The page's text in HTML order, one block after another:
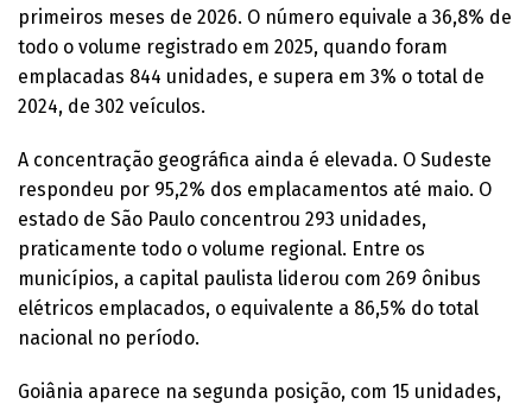
primeiros meses de 2026. O número equivale a 36,8% de
todo o volume registrado em 2025, quando foram
emplacadas 844 unidades, e supera em 3% o total de
2024, de 302 veículos.
A concentração geográfica ainda é elevada. O Sudeste
respondeu por 95,2% dos emplacamentos até maio. O
estado de São Paulo concentrou 293 unidades,
praticamente todo o volume regional. Entre os
municípios, a capital paulista liderou com 269 ônibus
elétricos emplacados, o equivalente a 86,5% do total
nacional no período.
Goiânia aparece na segunda posição, com 15 unidades,